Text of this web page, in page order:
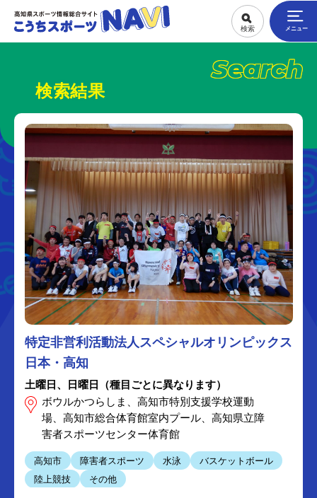
Search
検索結果
特定非営利活動法人スペシャルオリンピックス
日本・高知
土曜日、日曜日（種目ごとに異なります）
ボウルかつらしま、高知市特別支援学校運動
場、高知市総合体育館室内プール、高知県立障
害者スポーツセンター体育館
高知市 障害者スポーツ 水泳
バスケットボール
陸上競技
その他